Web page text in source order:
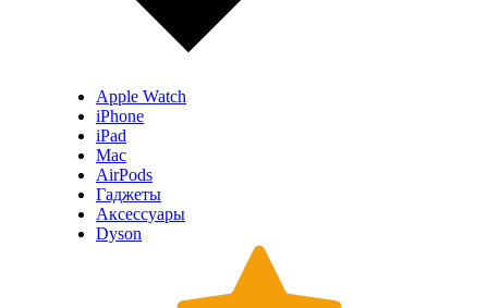
Apple Watch
iPhone
iPad
Mac
AirPods
Гаджеты
Аксессуары
Dyson